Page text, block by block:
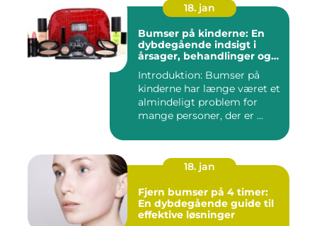
18. jan
Bumser på kinderne: En
dybdegående indsigt i
årsager, behandlinger og
Introduktion: Bumser på
kinderne har længe været et
almindeligt problem for
mange personer, der er ...
18. jan
Fjern bumser på 4 timer:
En dybdegående guide til
effektive løsninger